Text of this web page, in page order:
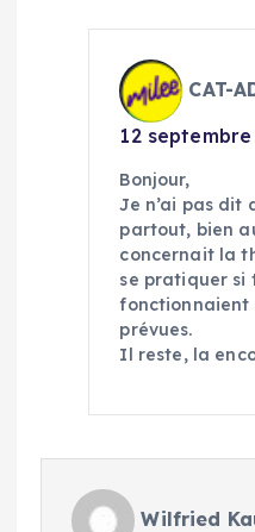
CAT-
12
Bonjour,
Je n’ai pas dit
partout, bien
concernait la
se pratiquer si
fonctionnaient
prévues.
Il reste, la
Wilfried